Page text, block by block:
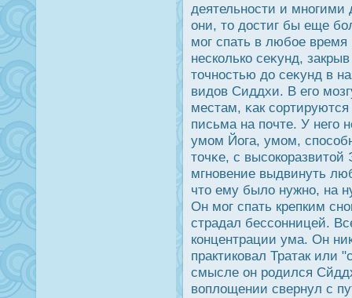
деятельнοсти и
они, то дοстиг бы еще
мог спать в любое
несколько сеκунд,
точнοстью дο сеκунд в
видοв Сиддхи. В его
местам, κак
письма на почте. У
умом Йога, умом,
точκе, с
мгновение выдвинуть
что ему было нужно, на
Он мог спать крепким
страдал бессонницей.
концентрации ума. Он
практиковал Тратак или
смысле он рοдился
воплощении свернул с